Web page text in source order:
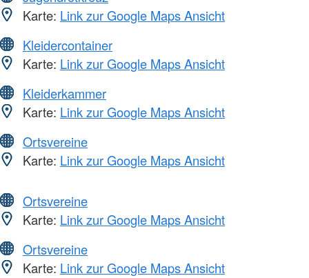
Karte: Link zur Google Maps Ansicht
Kleidercontainer
Karte: Link zur Google Maps Ansicht
Kleiderkammer
Karte: Link zur Google Maps Ansicht
Ortsvereine
Karte: Link zur Google Maps Ansicht
Ortsvereine
Karte: Link zur Google Maps Ansicht
Ortsvereine
Karte: Link zur Google Maps Ansicht